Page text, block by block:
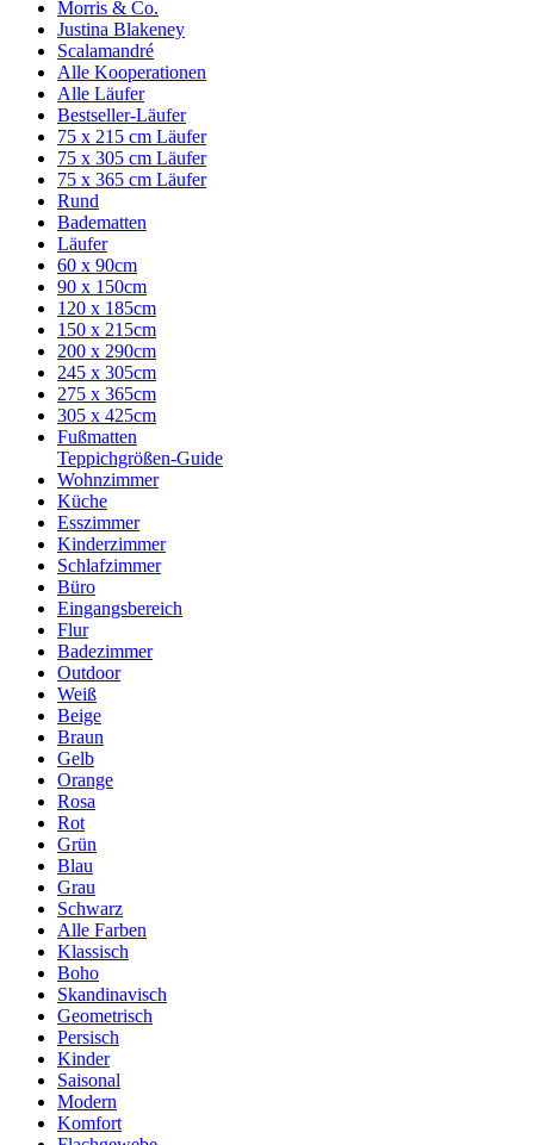
Morris & Co.
Justina Blakeney
Scalamandré
Alle Kooperationen
Alle Läufer
Bestseller-Läufer
75 x 215 cm Läufer
75 x 305 cm Läufer
75 x 365 cm Läufer
Rund
Badematten
Läufer
60 x 90cm
90 x 150cm
120 x 185cm
150 x 215cm
200 x 290cm
245 x 305cm
275 x 365cm
305 x 425cm
Fußmatten
Teppichgrößen-Guide
Wohnzimmer
Küche
Esszimmer
Kinderzimmer
Schlafzimmer
Büro
Eingangsbereich
Flur
Badezimmer
Outdoor
Weiß
Beige
Braun
Gelb
Orange
Rosa
Rot
Grün
Blau
Grau
Schwarz
Alle Farben
Klassisch
Boho
Skandinavisch
Geometrisch
Persisch
Kinder
Saisonal
Modern
Komfort